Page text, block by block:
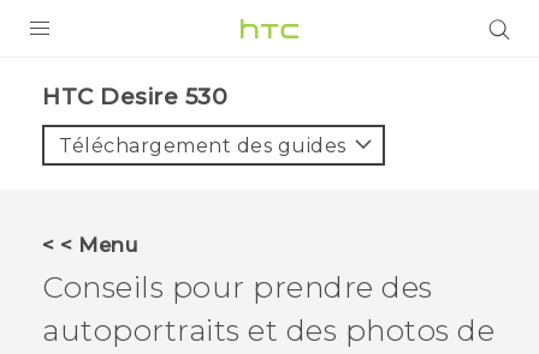
VIVE
VIVERSE
SUPPORT
HTC Desire 530‎
Téléchargement des guides
< < Menu
Conseils pour prendre des
autoportraits et des photos de